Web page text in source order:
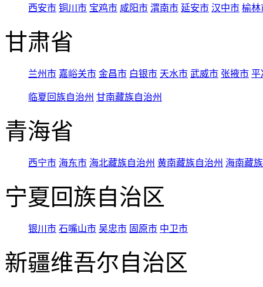
西安市 铜川市 宝鸡市 咸阳市 渭南市 延安市 汉中市 榆林
甘肃省
兰州市 嘉峪关市 金昌市 白银市 天水市 武威市 张掖市 平
临夏回族自治州 甘南藏族自治州
青海省
西宁市 海东市 海北藏族自治州 黄南藏族自治州 海南藏
宁夏回族自治区
银川市 石嘴山市 吴忠市 固原市 中卫市
新疆维吾尔自治区